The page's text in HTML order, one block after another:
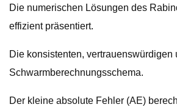
Die numerischen Lösungen des
effizient präsentiert.
Die konsistenten,
Schwarmberechnungsschema.
Der kleine absolute Fehler (AE)